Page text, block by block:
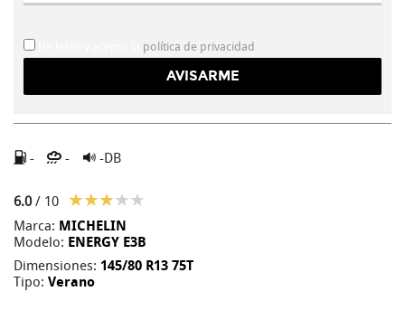
política de privacidad
- - -DB
6.0/ 10
Marca: MICHELIN
Modelo: ENERGY E3B
Dimensiones: 145/80 R13 75T
Tipo: Verano